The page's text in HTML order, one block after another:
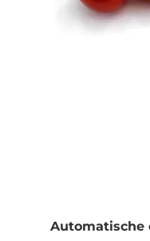
Automatische